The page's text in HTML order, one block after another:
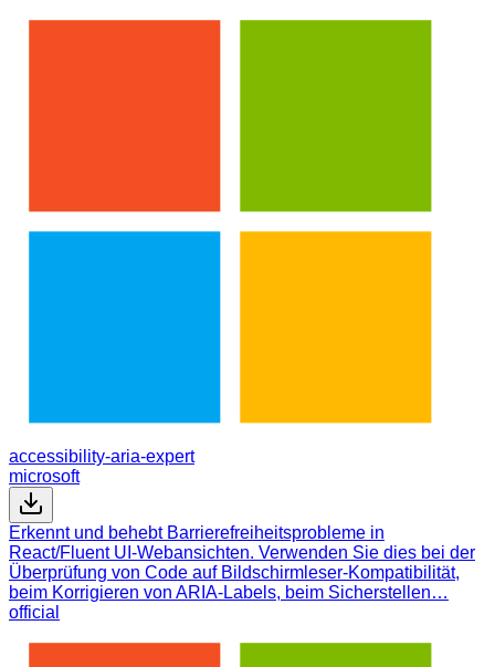
accessibility-aria-expert
microsoft
Erkennt und behebt Barrierefreiheitsprobleme in
React/Fluent UI-Webansichten. Verwenden Sie dies bei der
Überprüfung von Code auf Bildschirmleser-Kompatibilität,
beim Korrigieren von ARIA-Labels, beim Sicherstellen…
official